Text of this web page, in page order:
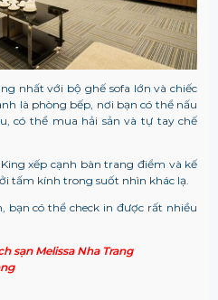
nhất với bộ ghế sofa lớn và chiếc
là phòng bếp, nơi bạn có thể nấu
có thể mua hải sản và tự tay chế
xếp cạnh bàn trang điểm và kế
tấm kính trong suốt nhìn khác lạ.
bạn có thể check in được rất nhiều
sạn Melissa Nha Trang